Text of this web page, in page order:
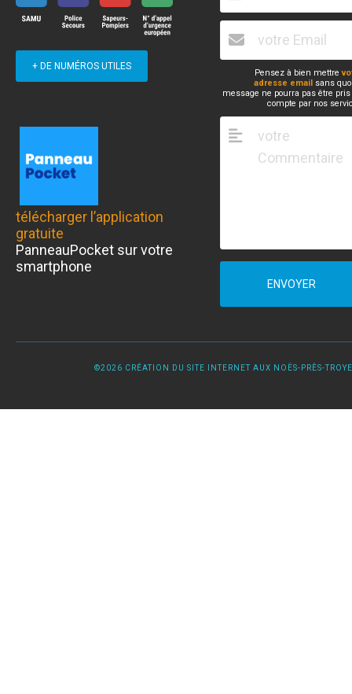
+ DE NUMÉROS UTILES
télécharger l’application
gratuite
PanneauPocket sur votre
smartphone
Pensez à bien mettre
adresse email sans
message ne pourra pas être
compte par nos
ENVOYER
©2026 CRÉATION DU SITE INTERNET AUX NOËS-PRÈS-